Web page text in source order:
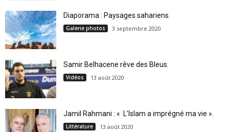
Diaporama : Paysages sahariens.
Galerie photos 3 septembre 2020
Samir Belhacene rêve des Bleus.
Vidéos 13 août 2020
Jamil Rahmani : « L’Islam a imprégné ma vie ».
Littérature 13 août 2020